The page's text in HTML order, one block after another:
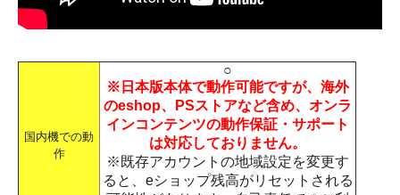
国内機での動
作
○
※日本版本体で動作可能ですが、海外
のeshop、PSストアなど含め、オンラ
インコンテンツの動作保証・サポート
は対応しておりません。
※既存アカウントの地域設定を変更す
ると、eショップ残高がリセットされる